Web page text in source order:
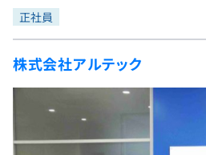
インターン
新卒エージェント
イベント・セミナー
問題集
4択課題
リファレンス
プログラミング言語
ゲーム・マンガ
Tech Team Journal
paizaとは？
正社員
株式会社アルテック